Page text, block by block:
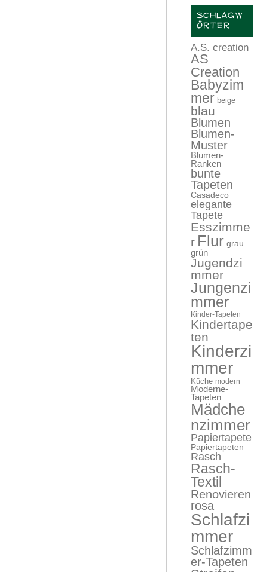
SCHLAGW
ÖRTER
A.S. creation
AS
Creation
Babyzim
mer beige
blau
Blumen
Blumen-
Muster
Blumen-
Ranken
bunte
Tapeten
Casadeco
elegante
Tapete
Esszimme
r Flur grau
grün
Jugendzi
mmer
Jungenzi
mmer
Kinder-Tapeten
Kindertape
ten
Kinderzi
mmer
Küche modern
Moderne-
Tapeten
Mädche
nzimmer
Papiertapete
Papiertapeten
Rasch
Rasch-
Textil
Renovieren
rosa
Schlafzi
mmer
Schlafzimm
er-Tapeten